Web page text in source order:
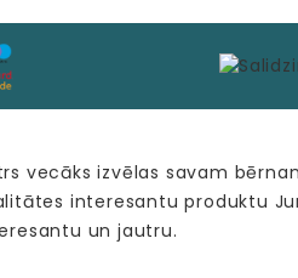
vecāks izvēlas savam
interesantu produktu
un jautru.